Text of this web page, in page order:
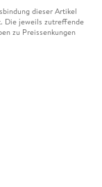
dieser Artikel
Die jeweils zutreffende
zu Preissenkungen